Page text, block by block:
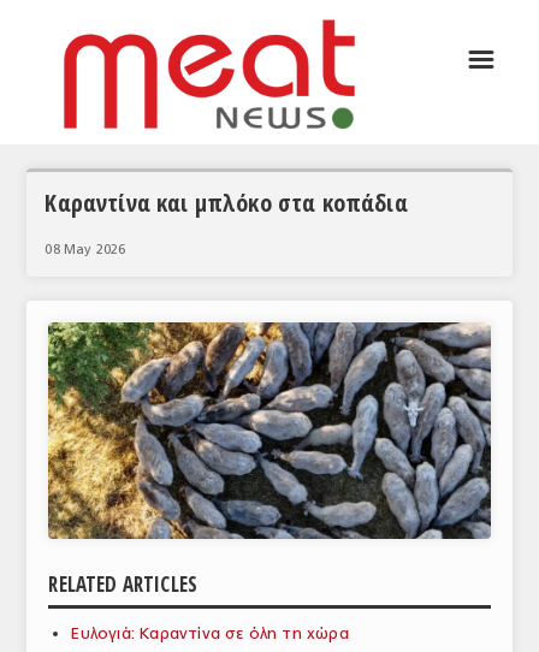
ΑΝΑΛΥΣΕΙΣ
ΚΟΣΜΟΣ
ΕΙΔΗΣΕΙΣ
ΕΥΡΩΠΑΪΚΕΣ ΑΠΟΦΑΣΕΙΣ
ΘΕΜΑΤΑ
ΑΝΑΛΥΣΕΙΣ
☰
Καραντίνα και μπλόκο στα κοπάδια
08 May 2026
RELATED ARTICLES
Ευλογιά: Καραντίνα σε όλη τη χώρα